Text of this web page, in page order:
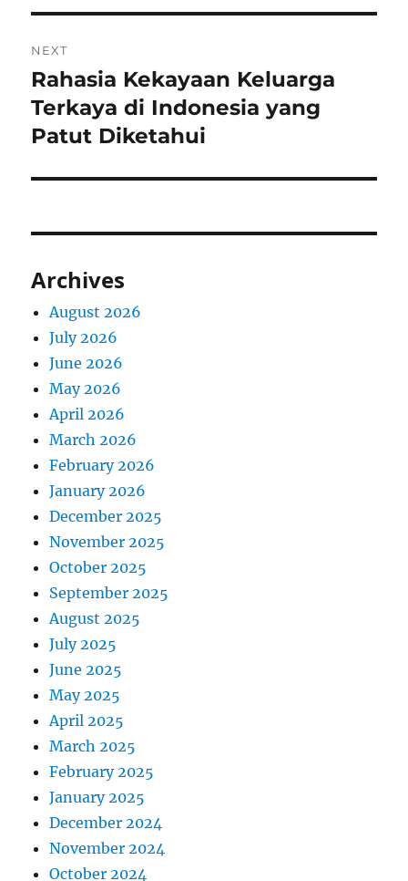
NEXT
Next
post:
Rahasia Kekayaan Keluarga
Terkaya di Indonesia yang
Patut Diketahui
Archives
August 2026
July 2026
June 2026
May 2026
April 2026
March 2026
February 2026
January 2026
December 2025
November 2025
October 2025
September 2025
August 2025
July 2025
June 2025
May 2025
April 2025
March 2025
February 2025
January 2025
December 2024
November 2024
October 2024